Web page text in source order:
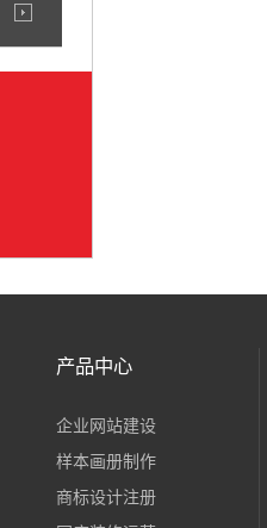
产品中心
企业网站建设
样本画册制作
商标设计注册